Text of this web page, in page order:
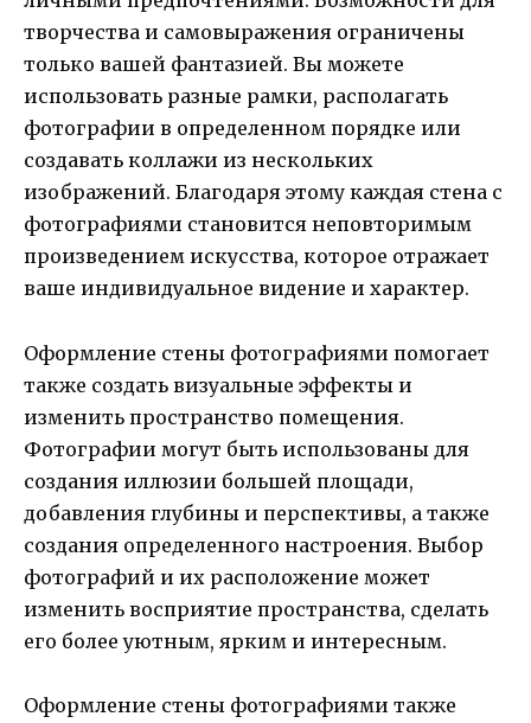
творчества и самовыражения ограничены
только вашей фантазией. Вы можете
использовать разные рамки, располагать
фотографии в определенном порядке или
создавать коллажи из нескольких
изображений. Благодаря этому каждая стена с
фотографиями становится неповторимым
произведением искусства, которое отражает
ваше индивидуальное видение и характер.
Оформление стены фотографиями помогает
также создать визуальные эффекты и
изменить пространство помещения.
Фотографии могут быть использованы для
создания иллюзии большей площади,
добавления глубины и перспективы, а также
создания определенного настроения. Выбор
фотографий и их расположение может
изменить восприятие пространства, сделать
его более уютным, ярким и интересным.
Оформление стены фотографиями также